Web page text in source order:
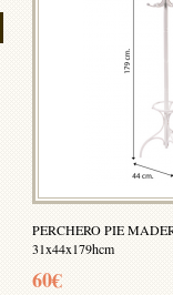
PERCHERO PIE
31x44x179hcm
60€